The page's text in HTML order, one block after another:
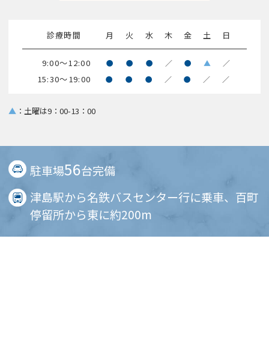
診療時間 月 火 水 木 金 土 日
9:00～12:00 ● ● ● ／ ● ▲ ／
15:30～19:00 ● ● ● ／ ● ／ ／
▲ ：土曜は9：00-13：00
駐車場56台完備
津島駅から名鉄バスセンター行に乗車、百町
停留所から東に約200m